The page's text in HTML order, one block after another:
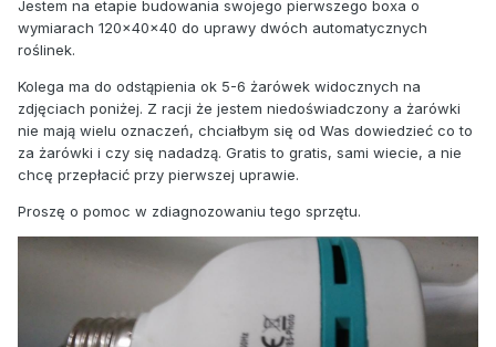
Jestem na etapie budowania swojego pierwszego boxa o
wymiarach 120x40x40 do uprawy dwóch automatycznych
roślinek.
Kolega ma do odstąpienia ok 5-6 żarówek widocznych na
zdjęciach poniżej. Z racji że jestem niedoświadczony a żarówki
nie mają wielu oznaczeń, chciałbym się od Was dowiedzieć co to
za żarówki i czy się nadadzą. Gratis to gratis, sami wiecie, a nie
chcę przepłacić przy pierwszej uprawie.
Proszę o pomoc w zdiagnozowaniu tego sprzętu.